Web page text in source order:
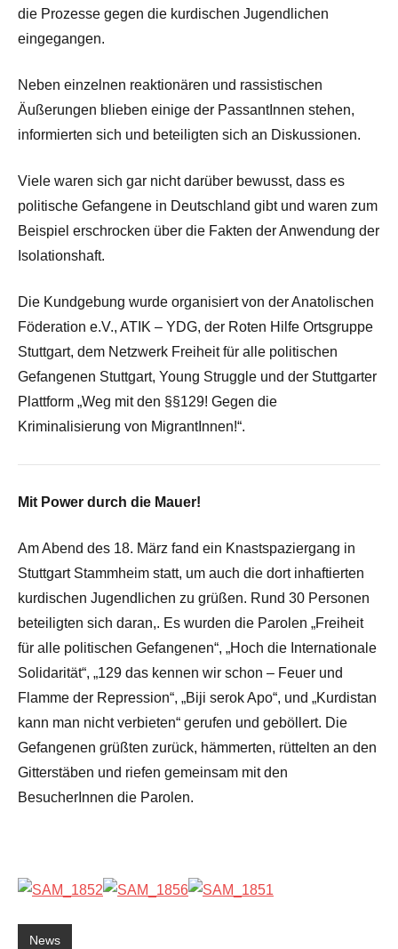
die Prozesse gegen die kurdischen Jugendlichen
eingegangen.
Neben einzelnen reaktionären und rassistischen
Äußerungen blieben einige der PassantInnen stehen,
informierten sich und beteiligten sich an Diskussionen.
Viele waren sich gar nicht darüber bewusst, dass es
politische Gefangene in Deutschland gibt und waren zum
Beispiel erschrocken über die Fakten der Anwendung der
Isolationshaft.
Die Kundgebung wurde organisiert von der Anatolischen
Föderation e.V., ATIK – YDG, der Roten Hilfe Ortsgruppe
Stuttgart, dem Netzwerk Freiheit für alle politischen
Gefangenen Stuttgart, Young Struggle und der Stuttgarter
Plattform „Weg mit den §§129! Gegen die
Kriminalisierung von MigrantInnen!“.
Mit Power durch die Mauer!
Am Abend des 18. März fand ein Knastspaziergang in
Stuttgart Stammheim statt, um auch die dort inhaftierten
kurdischen Jugendlichen zu grüßen. Rund 30 Personen
beteiligten sich daran,. Es wurden die Parolen „Freiheit
für alle politischen Gefangenen“, „Hoch die Internationale
Solidarität“, „129 das kennen wir schon – Feuer und
Flamme der Repression“, „Biji serok Apo“, und „Kurdistan
kann man nicht verbieten“ gerufen und geböllert. Die
Gefangenen grüßten zurück, hämmerten, rüttelten an den
Gitterstäben und riefen gemeinsam mit den
BesucherInnen die Parolen.
News